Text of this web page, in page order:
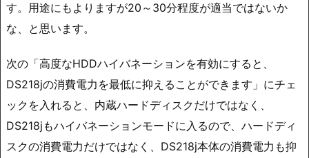
す。用途にもよりますが20～30分程度が適当ではないか
な、と思います。
次の「高度なHDDハイバネーションを有効にすると、
DS218jの消費電力を最低に抑えることができます」にチェ
ックを入れると、内蔵ハードディスクだけではなく、
DS218jもハイバネーションモードに入るので、ハードディ
スクの消費電力だけではなく、DS218j本体の消費電力も抑